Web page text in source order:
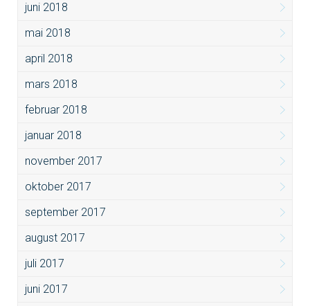
juni 2018
mai 2018
april 2018
mars 2018
februar 2018
januar 2018
november 2017
oktober 2017
september 2017
august 2017
juli 2017
juni 2017